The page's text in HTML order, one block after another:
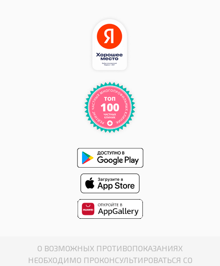
О ВОЗМОЖНЫХ ПРОТИВОПОКАЗАНИЯХ
НЕОБХОДИМО ПРОКОНСУЛЬТИРОВАТЬСЯ СО